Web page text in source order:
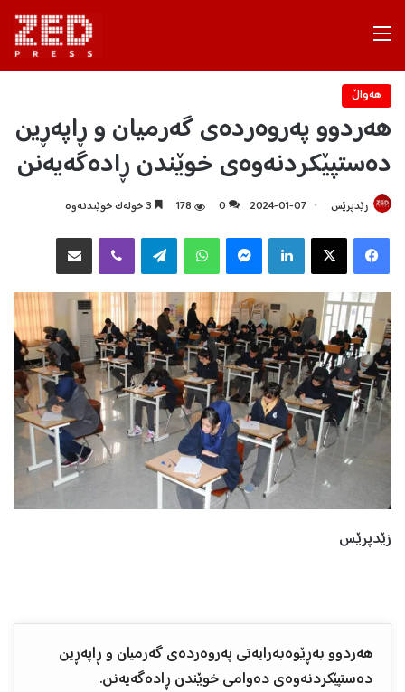
هه‌واڵ
هەردوو پەروەردەی گەرمیان و ڕاپەڕین
دەستپێکردنەوەی خوێندن ڕادەگەیەنن
زێدپرێس 2024-01-07
0
178
X
Telegram
زێدپرێس
هەردوو بەڕێوەبەرایەتی پەروەردەی گەرمیان و ڕاپەڕین
دەستپێکردنەوەی دەوامی خوێندن ڕادەگەیەنن.